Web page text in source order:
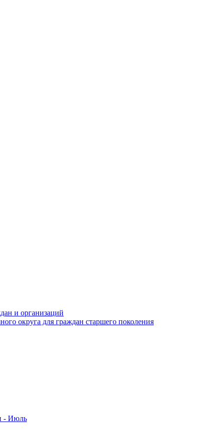
и организаций
округа для граждан старшего поколения
- Июль